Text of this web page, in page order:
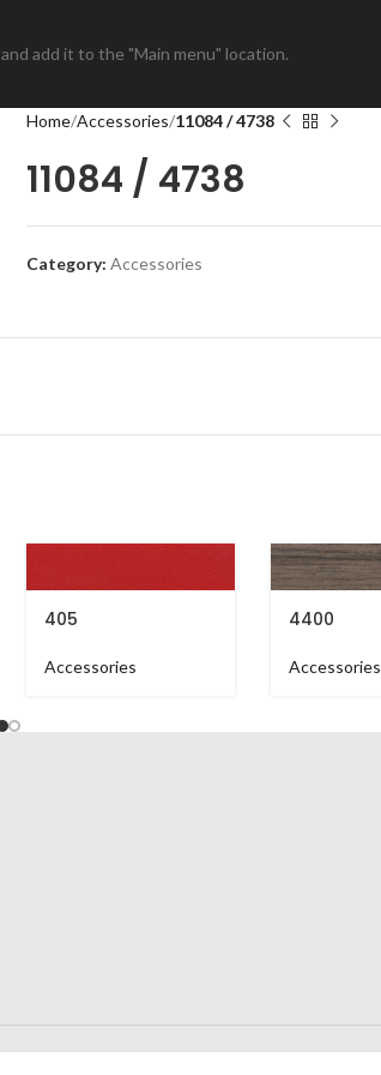
and add it to the "Main menu" location.
Home Accessories 11084 / 4738
11084 / 4738
Category: Accessories
405
Accessories
4400
Accessories